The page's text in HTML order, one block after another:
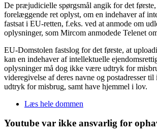
De præjudicielle spørgsmål angik for det
forelæggende ret oplyst, om en indehaver af
fastsat i EU-retten, f.eks. ved at anmode om
oplysninger, som Mircom anmodede Telenet
EU-Domstolen fastslog for det første, at
kan en indehaver af intellektuelle
oplysninger må dog ikke være udtryk for
videregivelse af deres navne og postadresser
udtryk for misbrug, samt have hjemmel i lov.
Læs hele dommen
Youtube var ikke ansvarlig for